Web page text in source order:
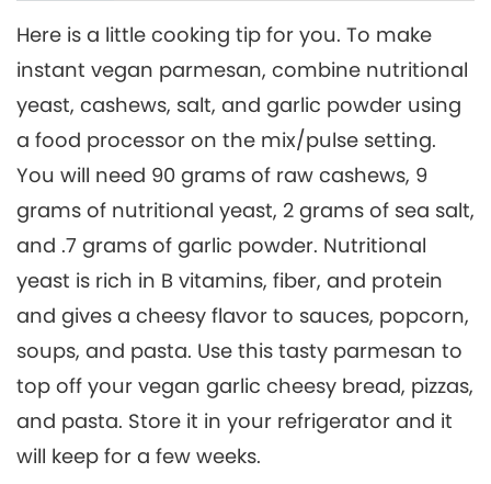
Here is a little cooking tip for you. To make
instant vegan parmesan, combine nutritional
yeast, cashews, salt, and garlic powder using
a food processor on the mix/pulse setting.
You will need 90 grams of raw cashews, 9
grams of nutritional yeast, 2 grams of sea salt,
and .7 grams of garlic powder. Nutritional
yeast is rich in B vitamins, fiber, and protein
and gives a cheesy flavor to sauces, popcorn,
soups, and pasta. Use this tasty parmesan to
top off your vegan garlic cheesy bread, pizzas,
and pasta. Store it in your refrigerator and it
will keep for a few weeks.